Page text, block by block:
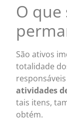
O que
São ativos
totalidade
atividades
tais itens,
obtém.